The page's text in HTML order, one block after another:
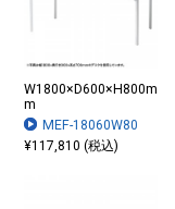
W1800×D600×H800m
m
MEF-18060W80
¥117,810 (税込)